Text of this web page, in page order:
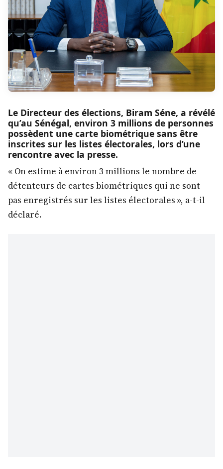
Le Directeur des élections, Biram Séne, a révélé
qu’au Sénégal, environ 3 millions de personnes
possèdent une carte biométrique sans être
inscrites sur les listes électorales, lors d’une
rencontre avec la presse.
« On estime à environ 3 millions le nombre de
détenteurs de cartes biométriques qui ne sont
pas enregistrés sur les listes électorales », a-t-il
déclaré.